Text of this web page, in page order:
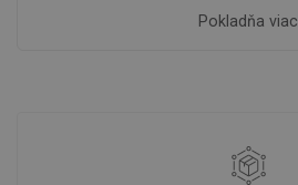
Pokladňa viac